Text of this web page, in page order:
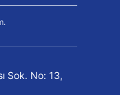
Sok. No: 13,